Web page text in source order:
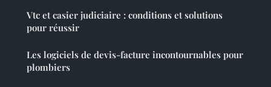
Vtc et casier judiciaire : conditions et solutions
pour réussir
Les logiciels de devis-facture incontournables pour
plombiers